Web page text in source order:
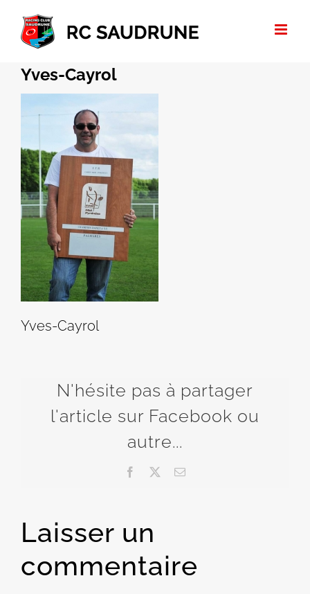
Passer
contenu
Yves-Cayrol
Yves-Cayrol
N'hésite pas à partager
l'article sur Facebook ou
autre...
Facebook Email
Laisser un
commentaire